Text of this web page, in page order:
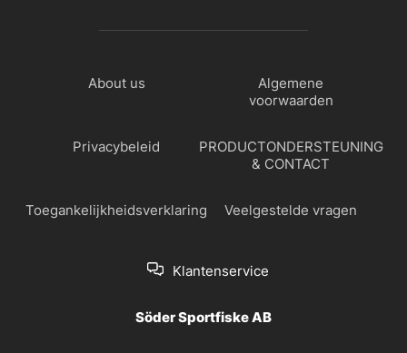
About us
Algemene
voorwaarden
Privacybeleid
PRODUCTONDERSTEUNING
& CONTACT
Toegankelijkheidsverklaring Veelgestelde vragen
Klantenservice
Söder Sportfiske AB